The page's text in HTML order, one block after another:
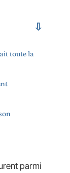
toute la
parmi